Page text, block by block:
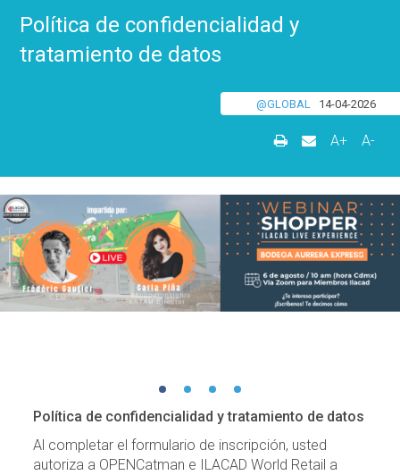
Política de confidencialidad y
tratamiento de datos
@GLOBAL 14-04-2026
A+ A-
Política de confidencialidad y tratamiento de datos
Al completar el formulario de inscripción, usted
autoriza a OPENCatman e ILACAD World Retail a